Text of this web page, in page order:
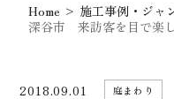
Home > 施工事例・ジャ
深谷市 来訪客を目で楽
2018.09.01 庭まわり